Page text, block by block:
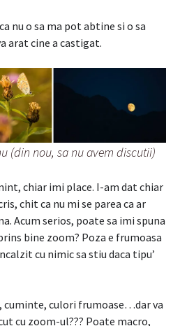
nu o sa ma pot abtine si o sa
arat cine a castigat.
(din nou, sa nu avem discutii)
chiar imi place. I-am dat chiar
chit ca nu mi se parea ca ar
Acum serios, poate sa imi spuna
bine zoom? Poza e frumoasa
cu nimic sa stiu daca tipu’
cuminte, culori frumoase…dar va
cu zoom-ul??? Poate macro,